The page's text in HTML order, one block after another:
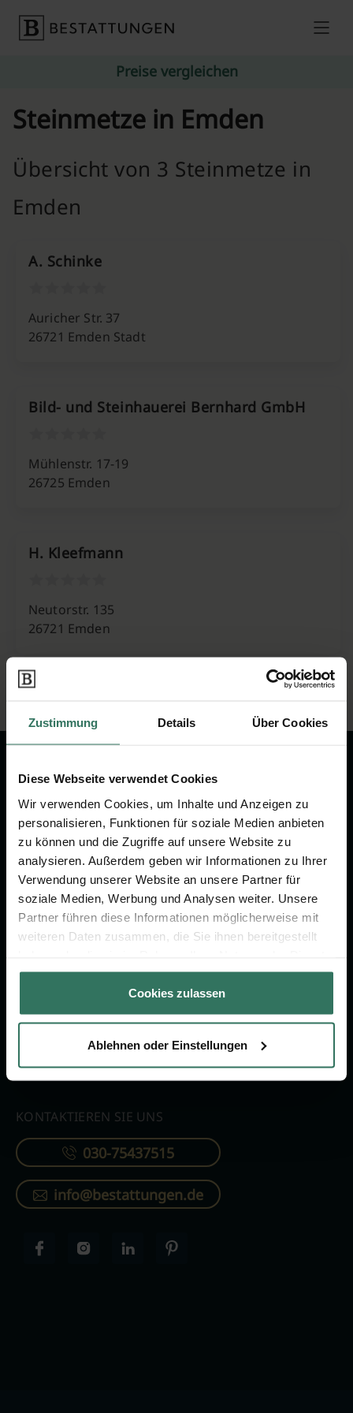
Zustimmung Details Über Cookies
Diese Webseite verwendet Cookies
Wir verwenden Cookies, um Inhalte und Anzeigen zu
personalisieren, Funktionen für soziale Medien anbieten
zu können und die Zugriffe auf unsere Website zu
analysieren. Außerdem geben wir Informationen zu Ihrer
Verwendung unserer Website an unsere Partner für
soziale Medien, Werbung und Analysen weiter. Unsere
Partner führen diese Informationen möglicherweise mit
weiteren Daten zusammen, die Sie ihnen bereitgestellt
gesammelt haben.
Cookies zulassen
Ablehnen oder Einstellungen
Preise vergleichen
Steinmetze in Emden
Übersicht von 3 Steinmetze in
Emden
A. Schinke
Auricher Str. 37
26721 Emden Stadt
Bild- und Steinhauerei Bernhard GmbH
Mühlenstr. 17-19
26725 Emden
H. Kleefmann
Neutorstr. 135
26721 Emden
Wir sind Ihr Ansprechpartner rund
um das Thema Bestattung &
Vorsorge.
Jetzt beraten lassen
Ratgeber
Online-Portal
Kostenlos registrieren
KONTAKTIEREN SIE UNS
030-75437515
info@bestattungen.de